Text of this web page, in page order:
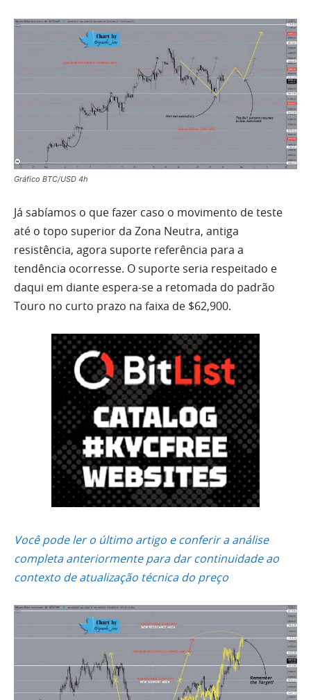
Gráfico BTC/USD 4h
Já sabíamos o que fazer caso o movimento de teste
até o topo superior da Zona Neutra, antiga
resistência, agora suporte referência para a
tendência ocorresse. O suporte seria respeitado e
daqui em diante espera-se a retomada do padrão
Touro no curto prazo na faixa de $62,900.
Você pode ler o último artigo e conferir a análise
completa anteriormente para dar continuidade ao
contexto de atualização técnica do preço